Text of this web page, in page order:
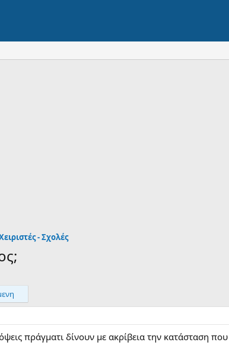
- Σχολές
πράγματι δίνουν με ακρίβεια την κατάσταση